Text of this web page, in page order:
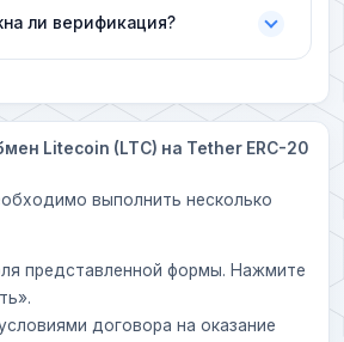
ли верификация?
Litecoin (LTC) на Tether ERC-20
выполнить несколько
представленной формы. Нажмите
договора на оказание